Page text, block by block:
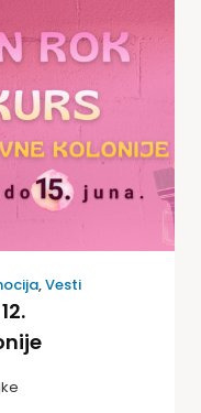
,Vesti